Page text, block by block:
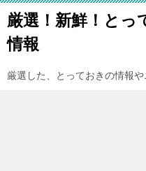
厳選！新鮮！とっ
情報
厳選した、とっておきの情報